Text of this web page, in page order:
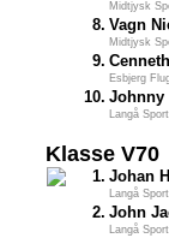
Midtjysk
8. Vagn
Midtjysk
9.
Esbjerg
10. Johnny
Langå
Klasse V70
1. Johan
Langå
2. John
Langå